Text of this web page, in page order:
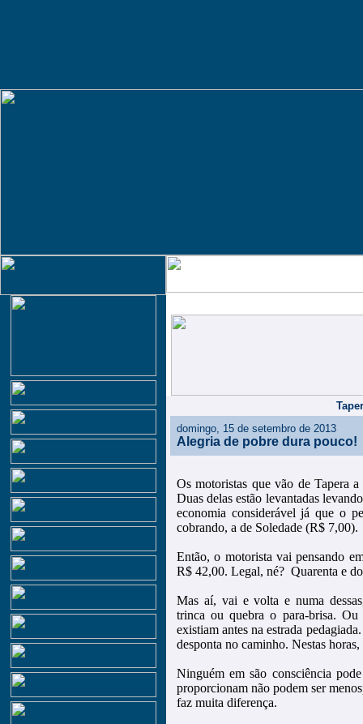
domingo, 15 de setembro de 2013
Alegria de pobre dura pouco!
Os motoristas que vão de Tapera
Duas delas estão levantadas
economia considerável já que o
cobrando, a de Soledade (R$ 7,00).
Então, o motorista vai pensando
R$ 42,00. Legal, né? Quarenta e
Mas aí, vai e volta e numa
trinca ou quebra o para-brisa.
existiam antes na estrada
desponta no caminho. Nestas
Ninguém em são consciência
proporcionam não podem ser
faz muita diferença.